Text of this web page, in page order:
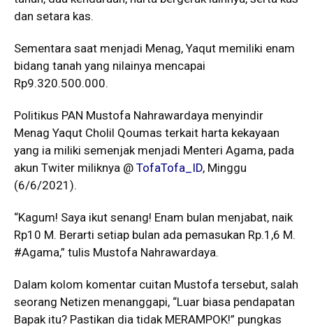
dan setara kas.
Sementara saat menjadi Menag, Yaqut memiliki enam
bidang tanah yang nilainya mencapai
Rp9.320.500.000.
Politikus PAN Mustofa Nahrawardaya menyindir
Menag Yaqut Cholil Qoumas terkait harta kekayaan
yang ia miliki semenjak menjadi Menteri Agama, pada
akun Twiter miliknya @ TofaTofa_ID, Minggu
(6/6/2021).
“Kagum! Saya ikut senang! Enam bulan menjabat, naik
Rp10 M. Berarti setiap bulan ada pemasukan Rp.1,6 M.
#Agama,” tulis Mustofa Nahrawardaya.
Dalam kolom komentar cuitan Mustofa tersebut, salah
seorang Netizen menanggapi, “Luar biasa pendapatan
Bapak itu? Pastikan dia tidak MERAMPOK!” pungkas